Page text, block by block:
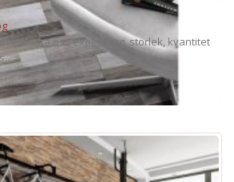
skicka oss exakt: färg, storlek, kvantitet